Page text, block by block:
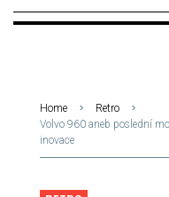
Home
Retro
Volvo 960 aneb poslední
inovace